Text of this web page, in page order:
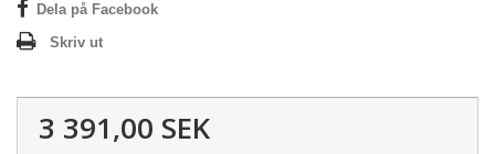
Dela på Facebook
Skriv ut
3 391,00 SEK